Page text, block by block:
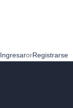
IngresarorRegistrarse